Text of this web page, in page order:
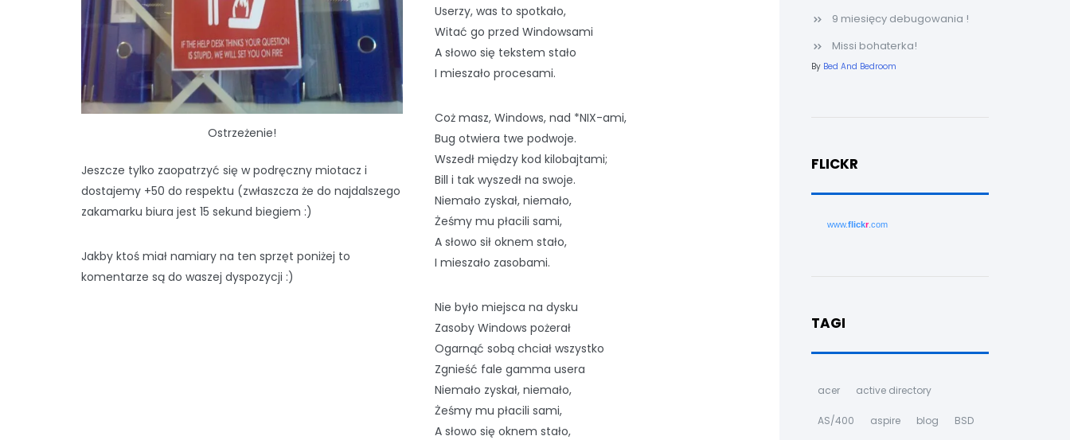
Ostrzeżenie!
Jeszcze tylko zaopatrzyć się w podręczny miotacz i
dostajemy +50 do respektu (zwłaszcza że do najdalszego
zakamarku biura jest 15 sekund biegiem :)
Jakby ktoś miał namiary na ten sprzęt poniżej to
komentarze są do waszej dyspozycji :)
Userzy, was to spotkało,
Witać go przed Windowsami
A słowo się tekstem stało
I mieszało procesami.
Coż masz, Windows, nad *NIX-ami,
Bug otwiera twe podwoje.
Wszedł między kod kilobajtami;
Bill i tak wyszedł na swoje.
Niemało zyskał, niemało,
Żeśmy mu płacili sami,
A słowo sił oknem stało,
I mieszało zasobami.
Nie było miejsca na dysku
Zasoby Windows pożerał
Ogarnąć sobą chciał wszystko
Zgnieść fale gamma usera
Niemało zyskał, niemało,
Żeśmy mu płacili sami,
A słowo się oknem stało,
9 miesięcy debugowania !
Missi bohaterka!
By Bed And Bedroom
FLICKR
www.flickr .com
TAGI
acer active directory
AS/400 aspire blog BSD